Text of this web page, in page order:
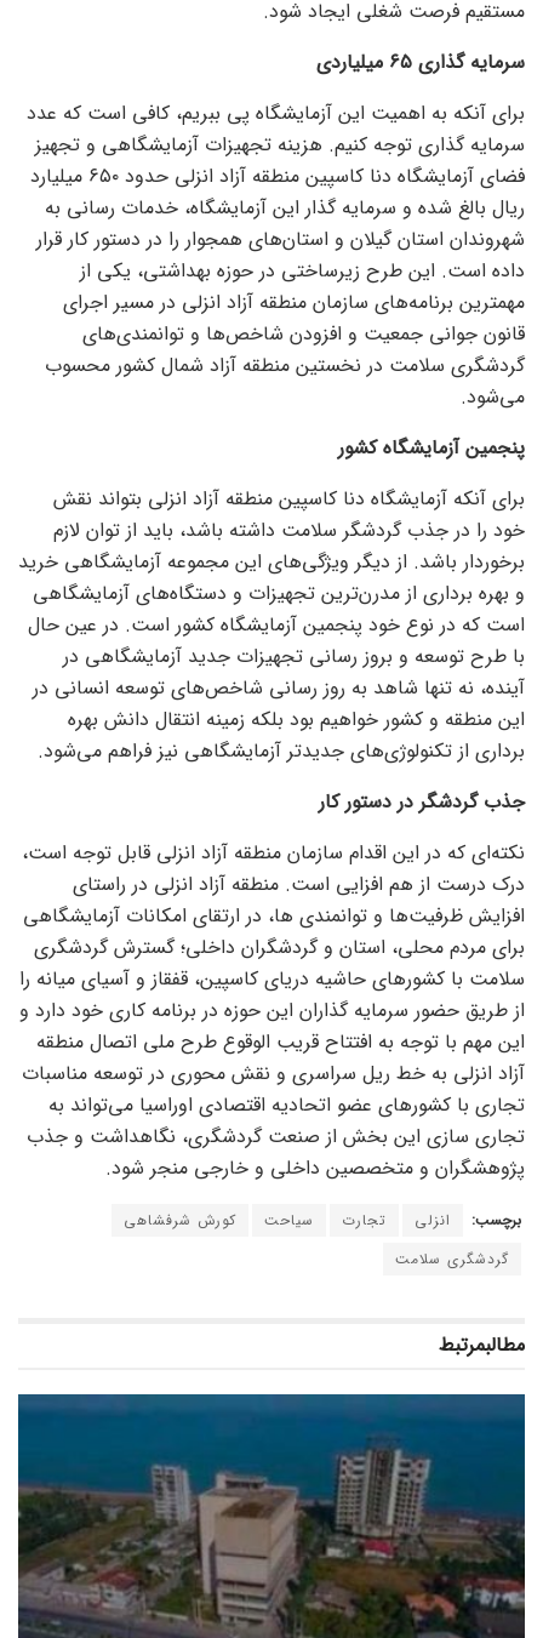
مستقیم فرصت شغلی ایجاد شود.
سرمایه گذاری ۶۵ میلیاردی
برای آنکه به اهمیت این آزمایشگاه پی ببریم، کافی است که عدد
سرمایه گذاری توجه کنیم. هزینه تجهیزات آزمایشگاهی و تجهیز
فضای آزمایشگاه دنا کاسپین منطقه آزاد انزلی حدود ۶۵۰ میلیارد
ریال بالغ شده و سرمایه گذار این آزمایشگاه، خدمات رسانی به
شهروندان استان گیلان و استان‌های همجوار را در دستور کار قرار
داده است. این طرح زیرساختی در حوزه بهداشتی، یکی از
مهمترین برنامه‌های سازمان منطقه آزاد انزلی در مسیر اجرای
قانون جوانی جمعیت و افزودن شاخص‌ها و توانمندی‌های
گردشگری سلامت در نخستین منطقه آزاد شمال کشور محسوب
می‌شود.
پنجمین آزمایشگاه کشور
برای آنکه آزمایشگاه دنا کاسپین منطقه آزاد انزلی بتواند نقش
خود را در جذب گردشگر سلامت داشته باشد، باید از توان لازم
برخوردار باشد. از دیگر ویژگی‌های این مجموعه آزمایشگاهی خرید
و بهره برداری از مدرن‌ترین تجهیزات و دستگاه‌های آزمایشگاهی
است که در نوع خود پنجمین آزمایشگاه کشور است. در عین حال
با طرح توسعه و بروز رسانی تجهیزات جدید آزمایشگاهی در
آینده، نه تنها شاهد به روز رسانی شاخص‌های توسعه انسانی در
این منطقه و کشور خواهیم بود بلکه زمینه انتقال دانش بهره
برداری از تکنولوژی‌های جدیدتر آزمایشگاهی نیز فراهم می‌شود.
جذب گردشگر در دستور کار
نکته‌ای که در این اقدام سازمان منطقه آزاد انزلی قابل توجه است،
درک درست از هم افزایی است. منطقه آزاد انزلی در راستای
افزایش ظرفیت‌ها و توانمندی ها، در ارتقای امکانات آزمایشگاهی
برای مردم محلی، استان و گردشگران داخلی؛ گسترش گردشگری
سلامت با کشور‌های حاشیه دریای کاسپین، قفقاز و آسیای میانه را
از طریق حضور سرمایه گذاران این حوزه در برنامه کاری خود دارد و
این مهم با توجه به افتتاح قریب الوقوع طرح ملی اتصال منطقه
آزاد انزلی به خط ریل سراسری و نقش محوری در توسعه مناسبات
تجاری با کشور‌های عضو اتحادیه اقتصادی اوراسیا می‌تواند به
تجاری سازی این بخش از صنعت گردشگری، نگاهداشت و جذب
پژوهشگران و متخصصین داخلی و خارجی منجر شود.
برچسب: انزلی تجارت سیاحت
کورش شرفشاهی
گردشگری سلامت
مطالبمرتبط